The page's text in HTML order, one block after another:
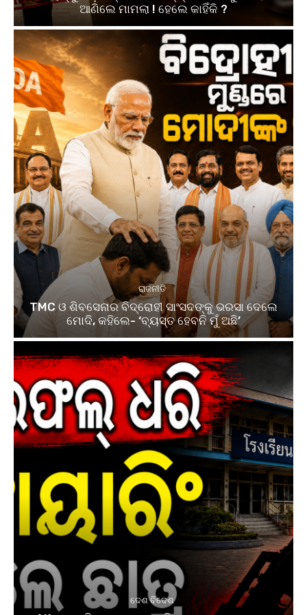
ଆଣିଲେ ମାମଲା ! ହେଲେ କାହିଁକି ?
ରାଜନୀତି
TMC ଓ ଶିବସେନାର ବିଦ୍ରୋହୀ ସାଂସଦଙ୍କୁ ଭରସା ଦେଲେ
ମୋଦି, କହିଲେ- ‘ବ୍ୟସ୍ତ ହେବନି ମୁଁ ଅଛି’
ଦେଶ ବିଦେଶ